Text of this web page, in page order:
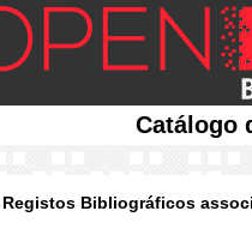
Catálogo
Registos Bibliográficos